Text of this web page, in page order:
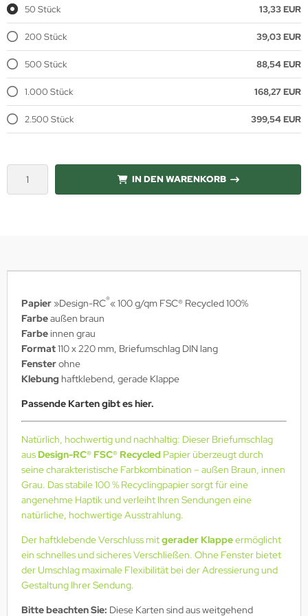
50 Stück 13,33 EUR
200 Stück 39,03 EUR
500 Stück 88,54 EUR
1.000 Stück 168,27 EUR
2.500 Stück 399,54 EUR
IN DEN WARENKORB
Papier »Design-RC®« 100 g/qm FSC® Recycled 100%
Farbeaußen braun
Farbe innen grau
Format110 x 220 mm, Briefumschlag DIN lang
Fensterohne
Klebung haftklebend, gerade Klappe
Passende Karten gibt es hier.
Natürlich, hochwertig und nachhaltig: Dieser Briefumschlag
ausDesign-RC® FSC® Recycled Papier überzeugt durch
seine charakteristische Farbkombination – außen Braun, innen
Grau. Das stabile 100 % Recyclingpapier sorgt für eine
angenehme Haptik und verleiht Ihren Sendungen eine
natürliche, hochwertige Ausstrahlung.
Der haftklebende Verschluss mitgerader Klappeermöglicht
ein schnelles und sicheres Verschließen. Ohne Fenster bietet
der Umschlag maximale Flexibilität bei der Adressierung und
Gestaltung Ihrer Sendung.
Bitte beachten Sie: Diese Karten sind aus weitgehend